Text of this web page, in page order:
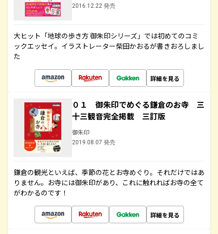
2016.12.22 発売
大ヒット「地球の歩き方 御朱印シリーズ」では初めてのコミ
ックエッセイ。イラストレーター柴田かおるが書きおろしまし
た
詳細を見る
０１ 御朱印でめぐる鎌倉のお寺 三
十三観音完全掲載 三訂版
御朱印
2019.08.07 発売
鎌倉の観光といえば、季節の花とお寺めぐり。それだけではあ
りません。お寺には御朱印があり、これに触れればお寺の全て
がわかるのです！
詳細を見る